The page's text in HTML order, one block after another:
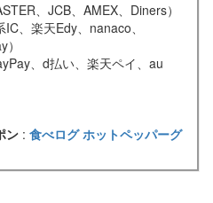
、JCB、AMEX、Diners）
、楽天Edy、nanaco、
、d払い、楽天ペイ、au
ン : 食べログホットペッパーグ